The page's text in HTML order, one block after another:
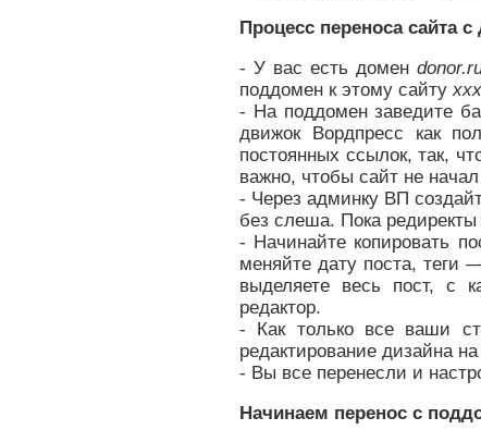
Процесс переноса сайта
- У вас есть домен
поддомен к этому сайту
- На поддомен заведите
движок Вордпресс как
постоянных ссылок, так,
важно, чтобы сайт не
- Через админку ВП
без слеша. Пока редиректы
- Начинайте копировать
меняйте дату поста, теги
выделяете весь пост, с
редактор.
- Как только все ваши
редактирование дизайна
- Вы все перенесли и
Начинаем перенос с